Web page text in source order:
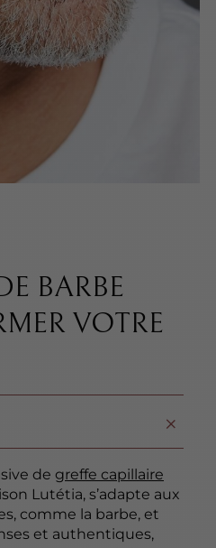
BARBE
VOTRE
de greffe capillaire
Lutétia, s’adapte aux
comme la barbe, et
et authentiques,